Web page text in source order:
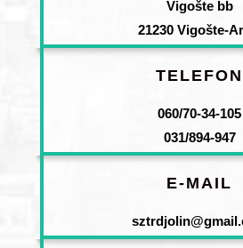
Vigošte bb
21230 Vigošte-
TELEFON
060/70-34-105
031/894-947
E-MAIL